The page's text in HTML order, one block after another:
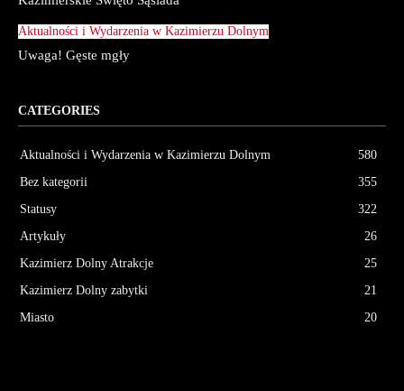
Aktualności i Wydarzenia w Kazimierzu Dolnym
Uwaga! Gęste mgły
CATEGORIES
Aktualności i Wydarzenia w Kazimierzu Dolnym
580
Bez kategorii
355
Statusy
322
Artykuły
26
Kazimierz Dolny Atrakcje
25
Kazimierz Dolny zabytki
21
Miasto
20